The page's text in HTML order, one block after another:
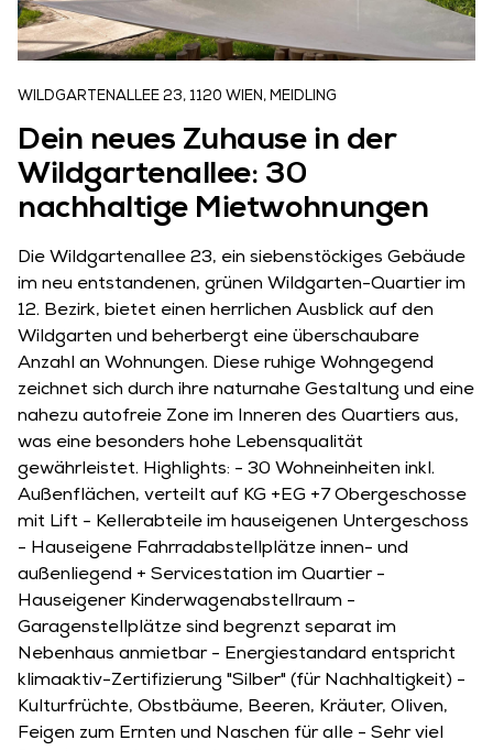
WILDGARTENALLEE 23, 1120 WIEN, MEIDLING
Dein neues Zuhause in der
Wildgartenallee: 30
nachhaltige Mietwohnungen
Die Wildgartenallee 23, ein siebenstöckiges Gebäude
im neu entstandenen, grünen Wildgarten-Quartier im
12. Bezirk, bietet einen herrlichen Ausblick auf den
Wildgarten und beherbergt eine überschaubare
Anzahl an Wohnungen. Diese ruhige Wohngegend
zeichnet sich durch ihre naturnahe Gestaltung und eine
nahezu autofreie Zone im Inneren des Quartiers aus,
was eine besonders hohe Lebensqualität
gewährleistet. Highlights: - 30 Wohneinheiten inkl.
Außenflächen, verteilt auf KG +EG +7 Obergeschosse
mit Lift - Kellerabteile im hauseigenen Untergeschoss
- Hauseigene Fahrradabstellplätze innen- und
außenliegend + Servicestation im Quartier -
Hauseigener Kinderwagenabstellraum -
Garagenstellplätze sind begrenzt separat im
Nebenhaus anmietbar - Energiestandard entspricht
klimaaktiv-Zertifizierung "Silber" (für Nachhaltigkeit) -
Kulturfrüchte, Obstbäume, Beeren, Kräuter, Oliven,
Feigen zum Ernten und Naschen für alle - Sehr viel